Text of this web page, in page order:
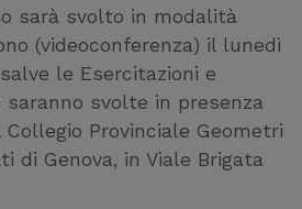
sarà svolto in modalità
(videoconferenza) il lunedì
le Esercitazioni e
saranno svolte in presenza
Provinciale Geometri
di Genova, in Viale Brigata